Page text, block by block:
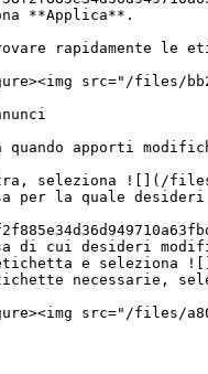
**Applica**.
quando apporti
seleziona ![](/files/
la quale desideri
di cui desideri
e seleziona
necessarie,